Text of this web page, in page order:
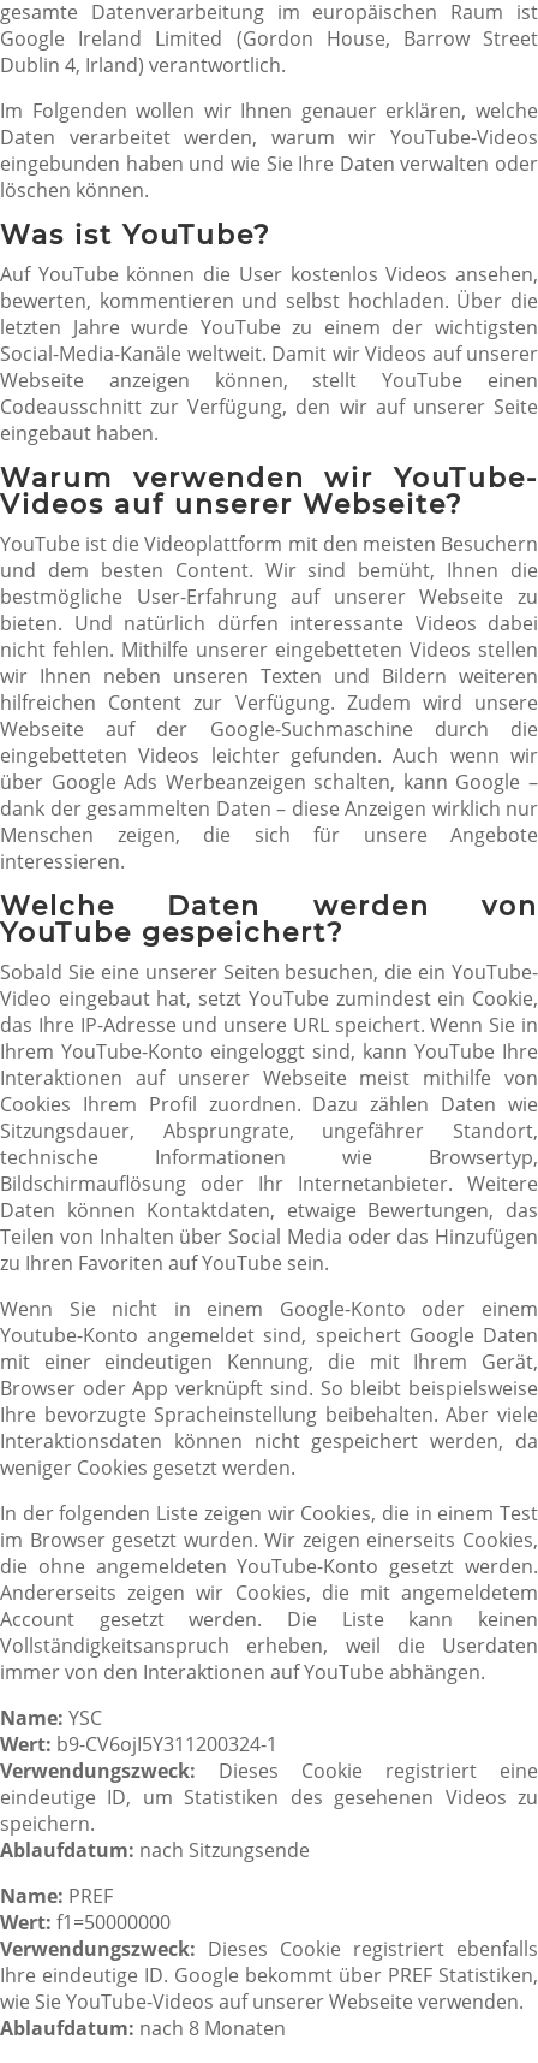
gesamte Datenverarbeitung im europäischen Raum ist
Google Ireland Limited (Gordon House, Barrow Street
Dublin 4, Irland) verantwortlich.
Im Folgenden wollen wir Ihnen genauer erklären, welche
Daten verarbeitet werden, warum wir YouTube-Videos
eingebunden haben und wie Sie Ihre Daten verwalten oder
löschen können.
Was ist YouTube?
Auf YouTube können die User kostenlos Videos ansehen,
bewerten, kommentieren und selbst hochladen. Über die
letzten Jahre wurde YouTube zu einem der wichtigsten
Social-Media-Kanäle weltweit. Damit wir Videos auf unserer
Webseite anzeigen können, stellt YouTube einen
Codeausschnitt zur Verfügung, den wir auf unserer Seite
eingebaut haben.
Warum verwenden wir YouTube-
Videos auf unserer Webseite?
YouTube ist die Videoplattform mit den meisten Besuchern
und dem besten Content. Wir sind bemüht, Ihnen die
bestmögliche User-Erfahrung auf unserer Webseite zu
bieten. Und natürlich dürfen interessante Videos dabei
nicht fehlen. Mithilfe unserer eingebetteten Videos stellen
wir Ihnen neben unseren Texten und Bildern weiteren
hilfreichen Content zur Verfügung. Zudem wird unsere
Webseite auf der Google-Suchmaschine durch die
eingebetteten Videos leichter gefunden. Auch wenn wir
über Google Ads Werbeanzeigen schalten, kann Google –
dank der gesammelten Daten – diese Anzeigen wirklich nur
Menschen zeigen, die sich für unsere Angebote
interessieren.
Welche Daten werden von
YouTube gespeichert?
Sobald Sie eine unserer Seiten besuchen, die ein YouTube-
Video eingebaut hat, setzt YouTube zumindest ein Cookie,
das Ihre IP-Adresse und unsere URL speichert. Wenn Sie in
Ihrem YouTube-Konto eingeloggt sind, kann YouTube Ihre
Interaktionen auf unserer Webseite meist mithilfe von
Cookies Ihrem Profil zuordnen. Dazu zählen Daten wie
Sitzungsdauer, Absprungrate, ungefährer Standort,
technische Informationen wie Browsertyp,
Bildschirmauflösung oder Ihr Internetanbieter. Weitere
Daten können Kontaktdaten, etwaige Bewertungen, das
Teilen von Inhalten über Social Media oder das Hinzufügen
zu Ihren Favoriten auf YouTube sein.
Wenn Sie nicht in einem Google-Konto oder einem
Youtube-Konto angemeldet sind, speichert Google Daten
mit einer eindeutigen Kennung, die mit Ihrem Gerät,
Browser oder App verknüpft sind. So bleibt beispielsweise
Ihre bevorzugte Spracheinstellung beibehalten. Aber viele
Interaktionsdaten können nicht gespeichert werden, da
weniger Cookies gesetzt werden.
In der folgenden Liste zeigen wir Cookies, die in einem Test
im Browser gesetzt wurden. Wir zeigen einerseits Cookies,
die ohne angemeldeten YouTube-Konto gesetzt werden.
Andererseits zeigen wir Cookies, die mit angemeldetem
Account gesetzt werden. Die Liste kann keinen
Vollständigkeitsanspruch erheben, weil die Userdaten
immer von den Interaktionen auf YouTube abhängen.
Name: YSC
Wert: b9-CV6ojI5Y311200324-1
Verwendungszweck: Dieses Cookie registriert eine
eindeutige ID, um Statistiken des gesehenen Videos zu
speichern.
Ablaufdatum: nach Sitzungsende
Name: PREF
Wert: f1=50000000
Verwendungszweck: Dieses Cookie registriert ebenfalls
Ihre eindeutige ID. Google bekommt über PREF Statistiken,
wie Sie YouTube-Videos auf unserer Webseite verwenden.
Ablaufdatum: nach 8 Monaten